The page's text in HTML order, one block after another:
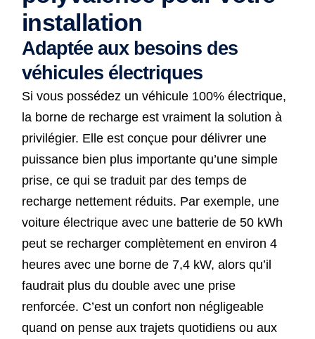
installation
Adaptée aux besoins des
véhicules électriques
Si vous possédez un véhicule 100% électrique,
la borne de recharge est vraiment la solution à
privilégier. Elle est conçue pour délivrer une
puissance bien plus importante qu’une simple
prise, ce qui se traduit par des temps de
recharge nettement réduits. Par exemple, une
voiture électrique avec une batterie de 50 kWh
peut se recharger complètement en environ 4
heures avec une borne de 7,4 kW, alors qu’il
faudrait plus du double avec une prise
renforcée. C’est un confort non négligeable
quand on pense aux trajets quotidiens ou aux